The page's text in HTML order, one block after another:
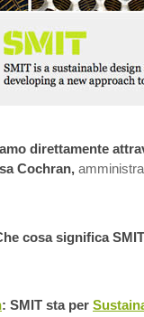
direttamente
Cochran,
cosa significa
: SMIT sta per